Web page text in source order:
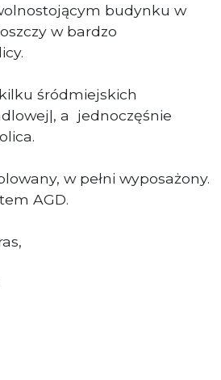
budynku w
w bardzo
śródmiejskich
a jednoczęśnie
w pełni wyposażony.
AGD.